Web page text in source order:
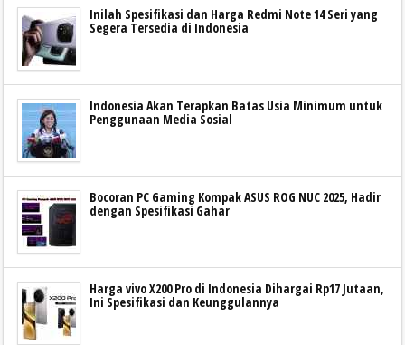
Inilah Spesifikasi dan Harga Redmi Note 14 Seri yang
Segera Tersedia di Indonesia
Indonesia Akan Terapkan Batas Usia Minimum untuk
Penggunaan Media Sosial
Bocoran PC Gaming Kompak ASUS ROG NUC 2025, Hadir
dengan Spesifikasi Gahar
Harga vivo X200 Pro di Indonesia Dihargai Rp17 Jutaan,
Ini Spesifikasi dan Keunggulannya